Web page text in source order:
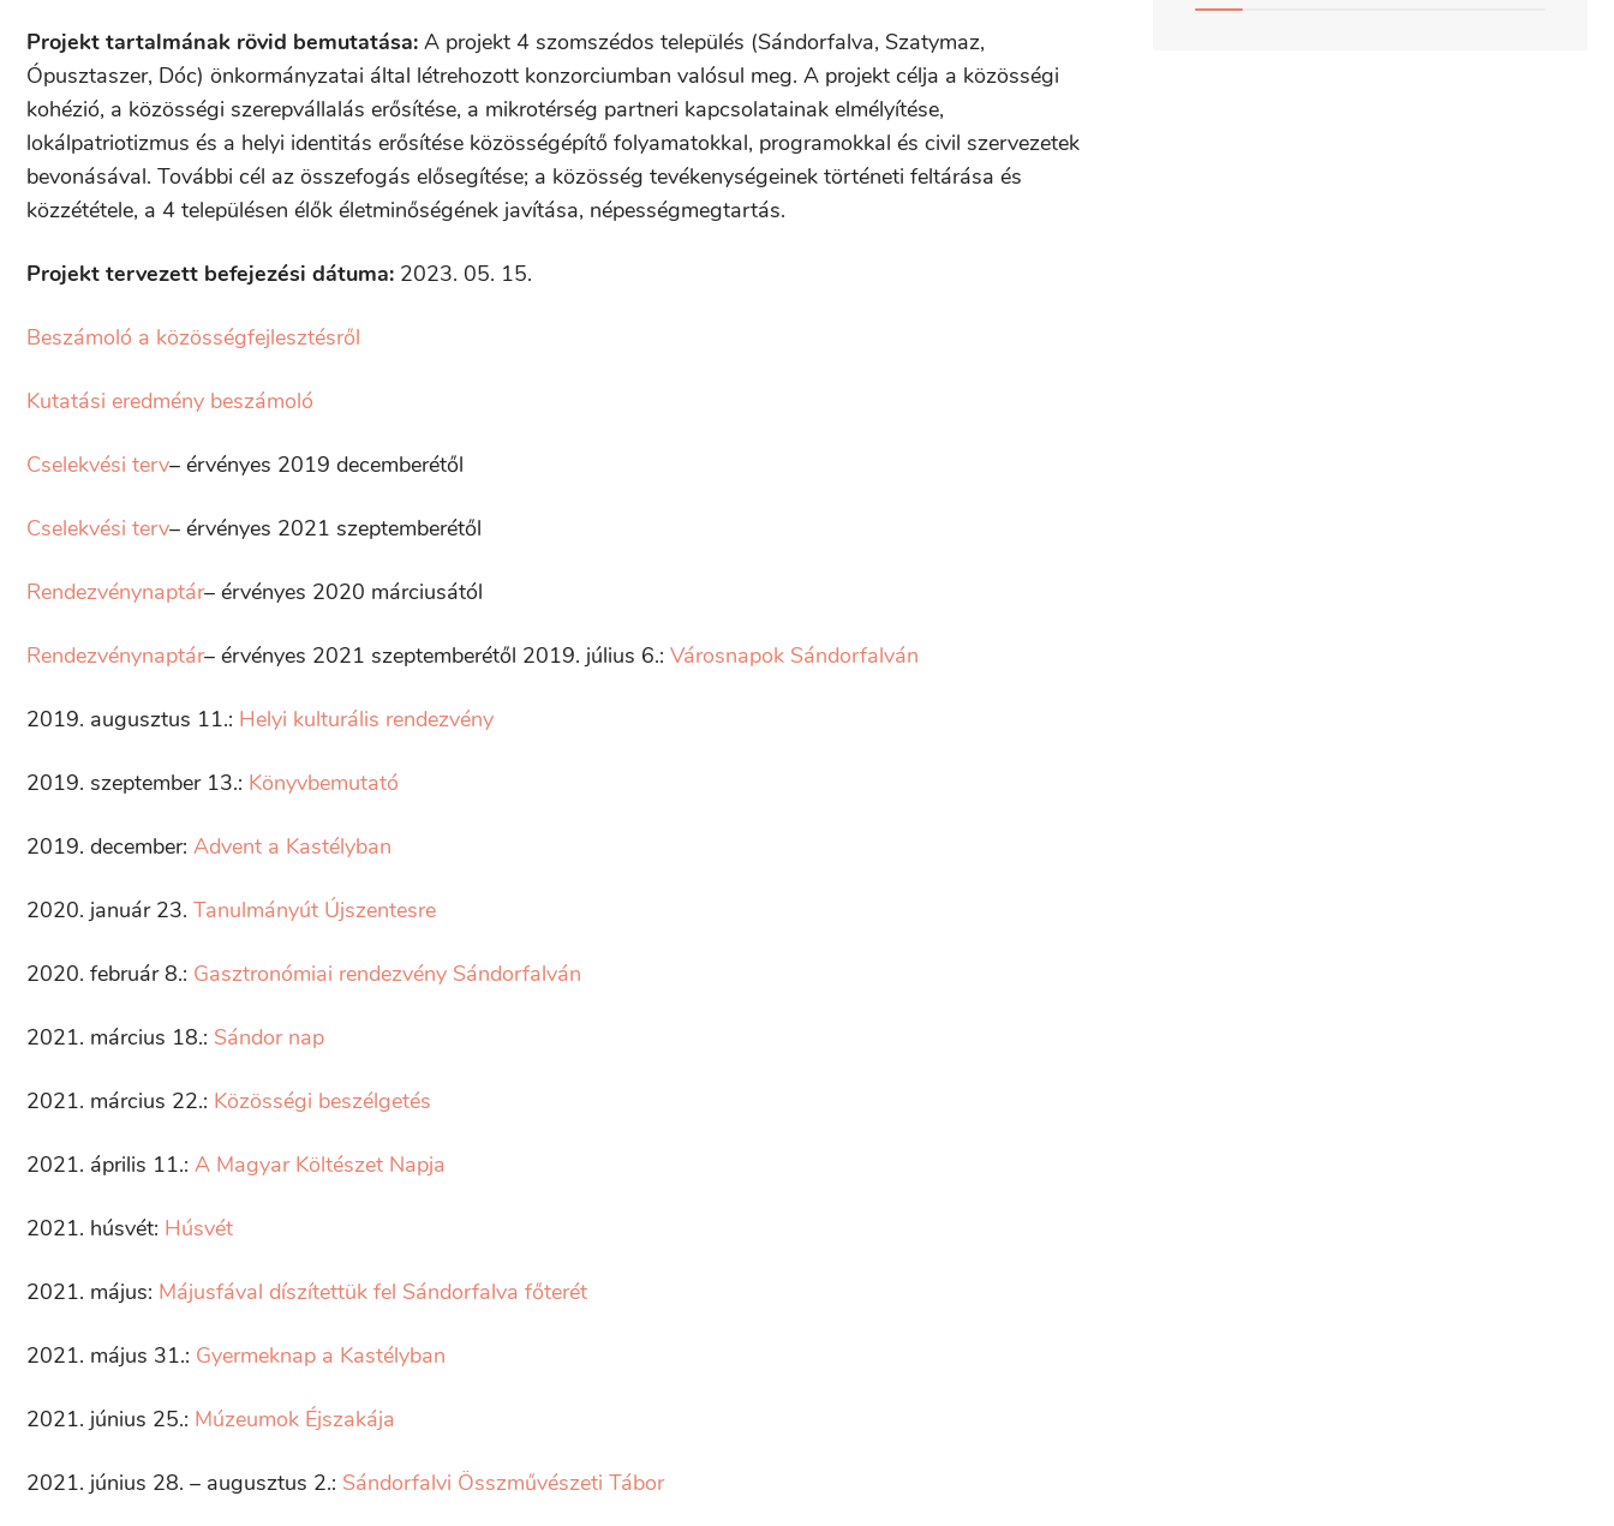
Projekt tartalmának rövid bemutatása: A projekt 4 szomszédos település (Sándorfalva, Szatymaz,
Ópusztaszer, Dóc) önkormányzatai által létrehozott konzorciumban valósul meg. A projekt célja a közösségi
kohézió, a közösségi szerepvállalás erősítése, a mikrotérség partneri kapcsolatainak elmélyítése,
lokálpatriotizmus és a helyi identitás erősítése közösségépítő folyamatokkal, programokkal és civil szervezetek
bevonásával. További cél az összefogás elősegítése; a közösség tevékenységeinek történeti feltárása és
közzététele, a 4 településen élők életminőségének javítása, népességmegtartás.
Projekt tervezett befejezési dátuma: 2023. 05. 15.
Beszámoló a közösségfejlesztésről
Kutatási eredmény beszámoló
Cselekvési terv– érvényes 2019 decemberétől
Cselekvési terv– érvényes 2021 szeptemberétől
Rendezvénynaptár– érvényes 2020 márciusától
Rendezvénynaptár– érvényes 2021 szeptemberétől 2019. július 6.: Városnapok Sándorfalván
2019. augusztus 11.: Helyi kulturális rendezvény
2019. szeptember 13.: Könyvbemutató
2019. december: Advent a Kastélyban
2020. január 23. Tanulmányút Újszentesre
2020. február 8.: Gasztronómiai rendezvény Sándorfalván
2021. március 18.: Sándor nap
2021. március 22.: Közösségi beszélgetés
2021. április 11.: A Magyar Költészet Napja
2021. húsvét: Húsvét
2021. május: Májusfával díszítettük fel Sándorfalva főterét
2021. május 31.: Gyermeknap a Kastélyban
2021. június 25.: Múzeumok Éjszakája
2021. június 28. – augusztus 2.: Sándorfalvi Összművészeti Tábor